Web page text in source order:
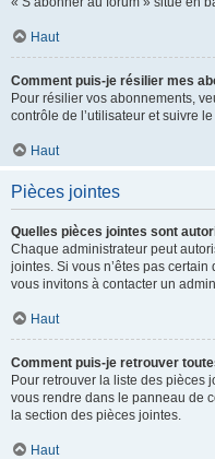
Haut
Comment puis-je résilier mes
Pour résilier vos abonnements,
contrôle de l’utilisateur et suivre
Haut
Pièces jointes
Quelles pièces jointes sont
Chaque administrateur peut
jointes. Si vous n’êtes pas
vous invitons à contacter un
Haut
Comment puis-je retrouver
Pour retrouver la liste des pièces
vous rendre dans le panneau de
la section des pièces jointes.
Haut